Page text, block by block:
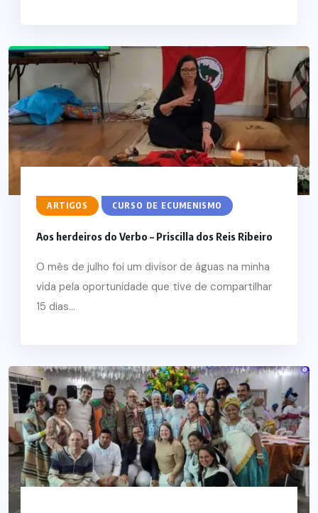
ARTIGOS CURSO DE ECUMENISMO
Aos herdeiros do Verbo – Priscilla dos Reis Ribeiro
O mês de julho foi um divisor de águas na minha
vida pela oportunidade que tive de compartilhar
15 dias...